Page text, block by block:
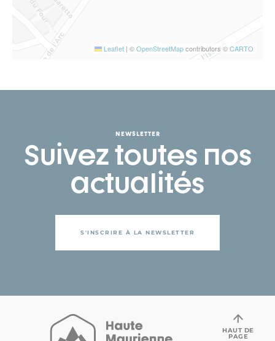
Leaflet | ©OpenStreetMapcontributors ©CARTO
NEWSLETTER
Suivez toutes nos
actualités
S'INSCRIRE À LA NEWSLETTER
HAUT DE
PAGE